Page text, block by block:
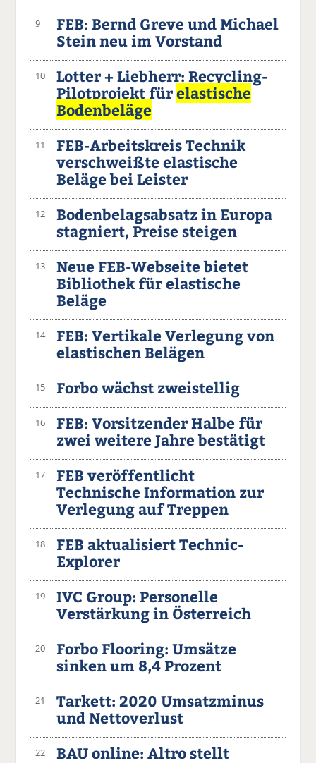
9
FEB: Bernd Greve und Michael
Stein neu im Vorstand
10
Lotter + Liebherr: Recycling-
Pilotprojekt fürelastische
Bodenbeläge
11
FEB-Arbeitskreis Technik
verschweißte elastische
Beläge bei Leister
12
Bodenbelagsabsatz in Europa
stagniert, Preise steigen
13
Neue FEB-Webseite bietet
Bibliothek für elastische
Beläge
14
FEB: Vertikale Verlegung von
elastischen Belägen
15 Forbo wächst zweistellig
16
FEB: Vorsitzender Halbe für
zwei weitere Jahre bestätigt
17
FEB veröffentlicht
Technische Information zur
Verlegung auf Treppen
18
FEB aktualisiert Technic-
Explorer
19
IVC Group: Personelle
Verstärkung in Österreich
20
Forbo Flooring: Umsätze
sinken um 8,4 Prozent
21
Tarkett: 2020 Umsatzminus
und Nettoverlust
22
BAU online: Altro stellt